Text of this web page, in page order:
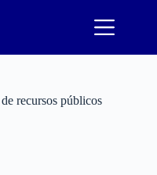
recursos públicos